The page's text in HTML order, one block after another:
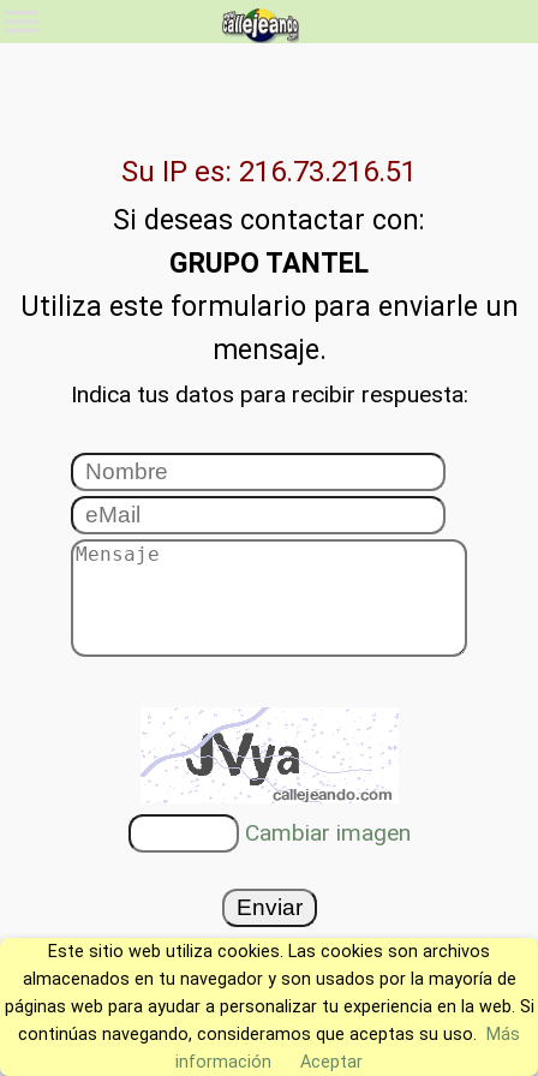
Su IP es: 216.73.216.51
Si deseas contactar con:
GRUPO TANTEL
Utiliza este formulario para enviarle un
mensaje.
Indica tus datos para recibir respuesta:
Cambiar imagen
Este sitio web utiliza cookies. Las cookies son archivos
almacenados en tu navegador y son usados por la mayoría de
páginas web para ayudar a personalizar tu experiencia en la web. Si
continúas navegando, consideramos que aceptas su uso.
Más
información
Aceptar